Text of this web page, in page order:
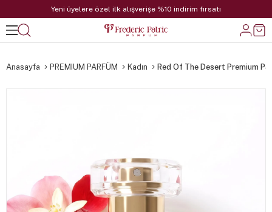
Yeni üyelere özel ilk alışverişe %10 indirim fırsatı
Anasayfa PREMIUM PARFÜM Kadın Red Of The Desert Premium